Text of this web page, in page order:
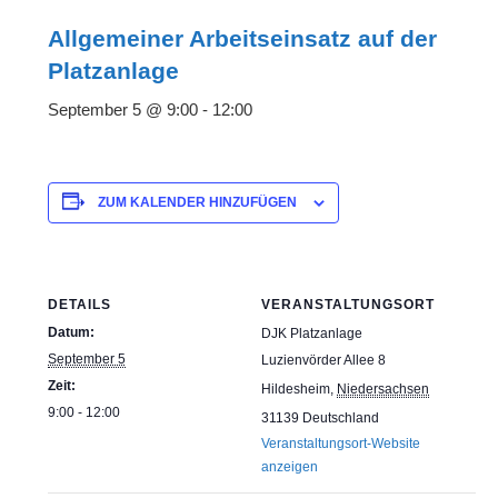
Allgemeiner Arbeitseinsatz auf der
Platzanlage
September 5 @ 9:00- 12:00
ZUM KALENDER HINZUFÜGEN
DETAILS
Datum:
September 5
Zeit:
9:00 - 12:00
VERANSTALTUNGSORT
DJK Platzanlage
Luzienvörder Allee 8
Hildesheim Niedersachsen
31139 Deutschland
Veranstaltungsort-Website
anzeigen